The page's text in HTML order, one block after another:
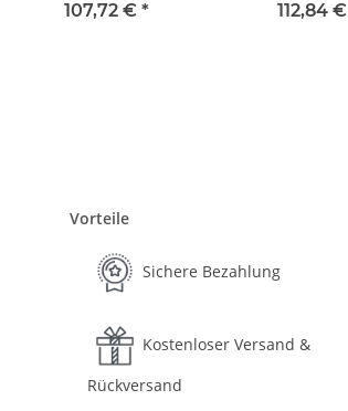
107,72 € *
112,84 €
Vorteile
Sichere Bezahlung
Kostenloser Versand &
Rückversand